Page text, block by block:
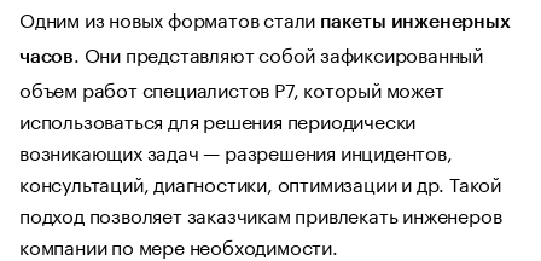
Одним из новых форматов стали пакеты инженерных
часов. Они представляют собой зафиксированный
объем работ специалистов Р7, который может
использоваться для решения периодически
возникающих задач — разрешения инцидентов,
консультаций, диагностики, оптимизации и др. Такой
подход позволяет заказчикам привлекать инженеров
компании по мере необходимости.